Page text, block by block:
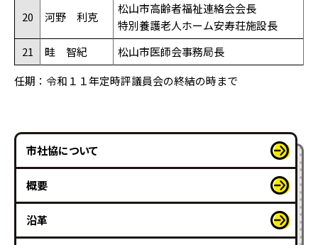
20 河野 利克
松山市高齢者福祉連絡会会長
特別養護老人ホーム安寿荘施設長
21
畦 智紀
松山市医師会事務局長
任期：令和１１年定時評議員会の終結の時まで
市社協について
概要
沿革